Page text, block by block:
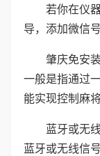
若你在仪
导，添加微信
肇庆免安
一般是指通过
能实现控制麻
蓝牙或无
蓝牙或无线信